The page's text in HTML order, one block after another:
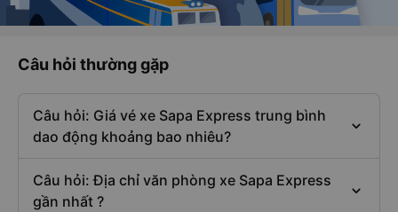
Câu hỏi thường gặp
Câu hỏi: Giá vé xe Sapa Express trung bình
dao động khoảng bao nhiêu?
Câu hỏi: Địa chỉ văn phòng xe Sapa Express
gần nhất ?